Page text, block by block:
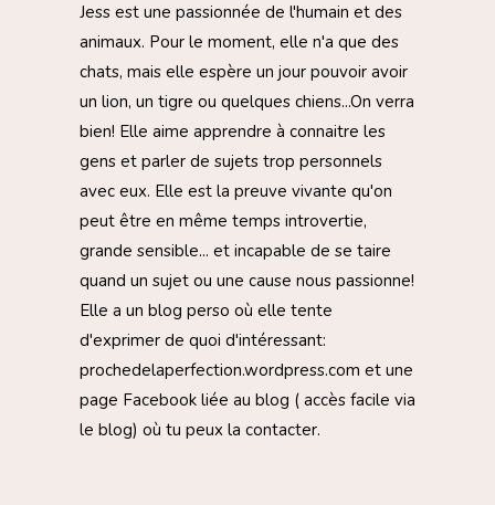
Jess est une passionnée de l'humain et des
animaux. Pour le moment, elle n'a que des
chats, mais elle espère un jour pouvoir avoir
un lion, un tigre ou quelques chiens...On verra
bien! Elle aime apprendre à connaitre les
gens et parler de sujets trop personnels
avec eux. Elle est la preuve vivante qu'on
peut être en même temps introvertie,
grande sensible... et incapable de se taire
quand un sujet ou une cause nous passionne!
Elle a un blog perso où elle tente
d'exprimer de quoi d'intéressant:
prochedelaperfection.wordpress.com et une
page Facebook liée au blog ( accès facile via
le blog) où tu peux la contacter.